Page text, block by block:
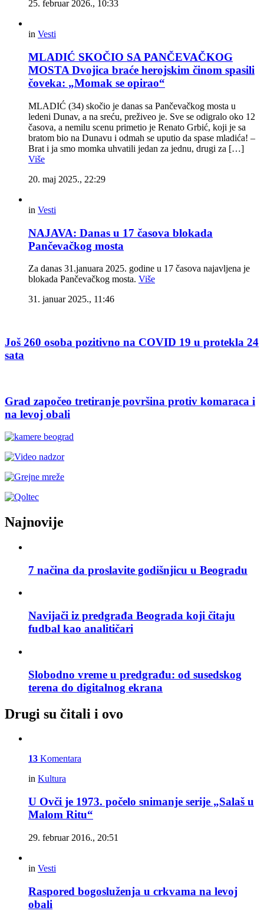
25. februar 2026., 10:33
in Vesti
MLADIĆ SKOČIO SA PANČEVAČKOG
MOSTA Dvojica braće herojskim činom spasili
čoveka: „Momak se opirao“
MLADIĆ (34) skočio je danas sa Pančevačkog mosta u
ledeni Dunav, a na sreću, preživeo je. Sve se odigralo oko 12
časova, a nemilu scenu primetio je Renato Grbić, koji je sa
bratom bio na Dunavu i odmah se uputio da spase mladića! –
Brat i ja smo momka uhvatili jedan za jednu, drugi za […]
Više
20. maj 2025., 22:29
in Vesti
NAJAVA: Danas u 17 časova blokada
Pančevačkog mosta
Za danas 31.januara 2025. godine u 17 časova najavljena je
blokada Pančevačkog mosta. Više
31. januar 2025., 11:46
Još 260 osoba pozitivno na COVID 19 u protekla 24
sata
Grad započeo tretiranje površina protiv komaraca i
na levoj obali
Najnovije
7 načina da proslavite godišnjicu u Beogradu
Navijači iz predgrađa Beograda koji čitaju
fudbal kao analitičari
Slobodno vreme u predgrađu: od susedskog
terena do digitalnog ekrana
Drugi su čitali i ovo
13 Komentara
in Kultura
U Ovči je 1973. počelo snimanje serije „Salaš u
Malom Ritu“
29. februar 2016., 20:51
in Vesti
Raspored bogosluženja u crkvama na levoj
obali